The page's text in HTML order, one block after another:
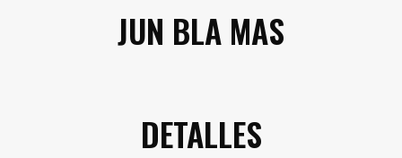
JUN BLA MAS
DETALLES